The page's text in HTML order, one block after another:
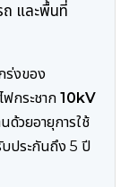
และพื้นที่
ร่งของ
กระชาก 10kV
ด้วยอายุการใช้
บประกันถึง 5 ปี